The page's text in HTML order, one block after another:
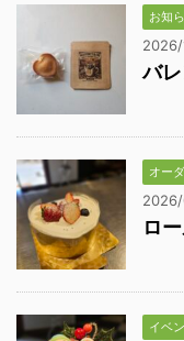
お知
バ
オー
ロ
イベ